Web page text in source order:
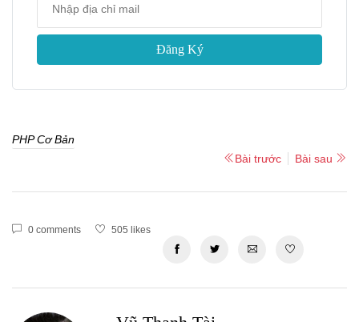
Đăng Ký
PHP Cơ Bản
Bài trước
Bài sau
0 comments 505 likes